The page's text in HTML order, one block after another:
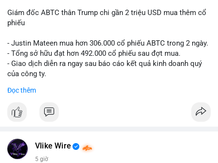
Giám đốc ABTC thân Trump chi gần 2 triệu USD mua thêm cổ
phiếu
- Justin Mateen mua hơn 306.000 cổ phiếu ABTC trong 2 ngày.
- Tổng sở hữu đạt hơn 492.000 cổ phiếu sau đợt mua.
- Giao dịch diễn ra ngay sau báo cáo kết quả kinh doanh quý
của công ty.
#abtc #cryptonews
$btc $eth
📰 Nguồn: CoinDesk
Đọc thêm
Vlike Wire
5 giờ